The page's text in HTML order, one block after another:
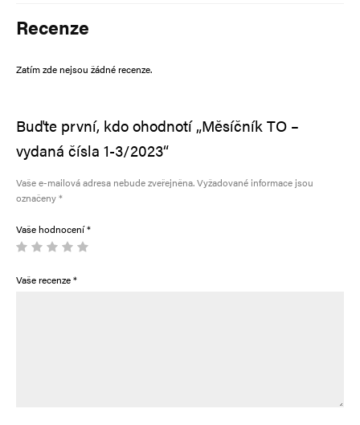
Recenze
Zatím zde nejsou žádné recenze.
Buďte první, kdo ohodnotí „Měsíčník TO –
vydaná čísla 1-3/2023“
Vaše e-mailová adresa nebude zveřejněna.Vyžadované informace jsou
označeny*
Vaše hodnocení*
Vaše recenze*